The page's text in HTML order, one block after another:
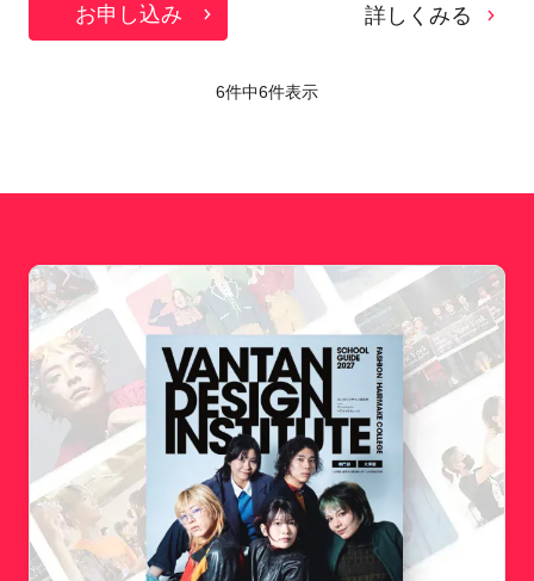
お申し込み 詳しくみる
6件中6件表示